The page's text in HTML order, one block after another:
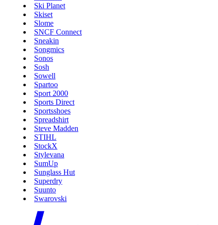
Ski Planet
Skiset
Slome
SNCF Connect
Sneakin
Songmics
Sonos
Sosh
Sowell
Spartoo
Sport 2000
Sports Direct
Sportsshoes
Spreadshirt
Steve Madden
STIHL
StockX
Stylevana
SumUp
Sunglass Hut
Superdry
Suunto
Swarovski